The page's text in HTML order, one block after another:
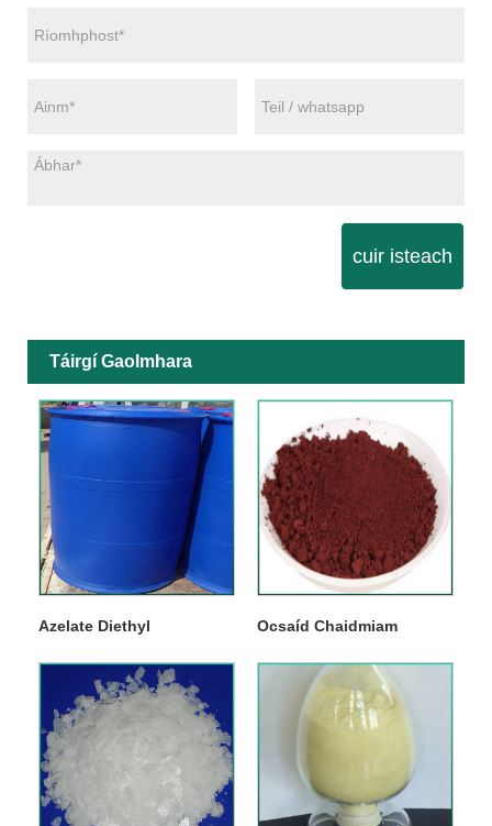
cuir isteach
Táirgí Gaolmhara
Azelate Diethyl Ocsaíd Chaidmiam